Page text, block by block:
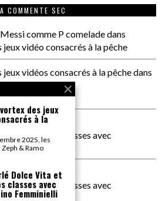
COMMENTE SEC
comme P comeladedans
vidéo consacrés à la pêche
vidéos consacrés à la pêchedans
et lutte des classes avec
l'o tiededans
et lutte des classes avec
des jeux
à la
2025, les
& Ramo
Dolce Vita et
classes avec
Femminielli